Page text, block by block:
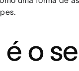
é o